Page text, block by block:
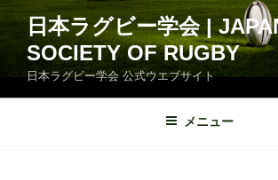
コ
ン
ツ
日本ラグビー学会 |
SOCIETY OF RUGBY
日本ラグビー学会 公式ウエブサイト
メニュー